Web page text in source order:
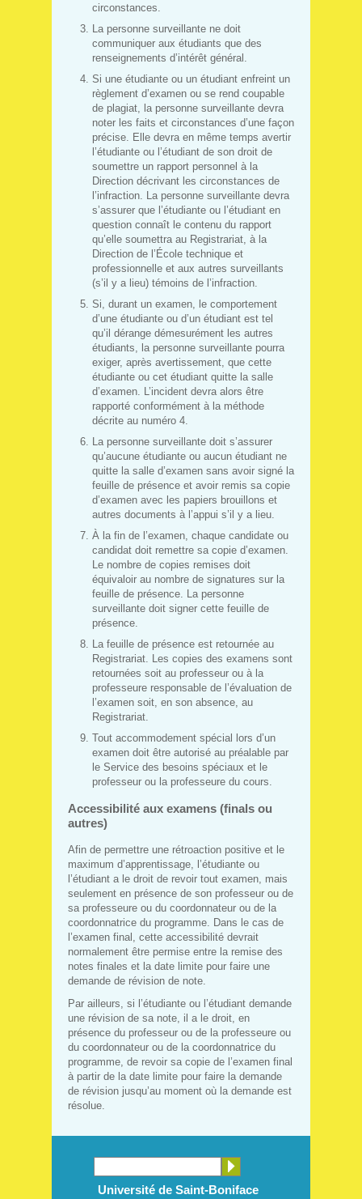
circonstances.
La personne surveillante ne doit
communiquer aux étudiants que des
renseignements d’intérêt général.
Si une étudiante ou un étudiant enfreint un
règlement d’examen ou se rend coupable
de plagiat, la personne surveillante devra
noter les faits et circonstances d’une façon
précise. Elle devra en même temps avertir
l’étudiante ou l’étudiant de son droit de
soumettre un rapport personnel à la
Direction décrivant les circonstances de
l’infraction. La personne surveillante devra
s’assurer que l’étudiante ou l’étudiant en
question connaît le contenu du rapport
qu’elle soumettra au Registrariat, à la
Direction de l’École technique et
professionnelle et aux autres surveillants
(s’il y a lieu) témoins de l’infraction.
Si, durant un examen, le comportement
d’une étudiante ou d’un étudiant est tel
qu’il dérange démesurément les autres
étudiants, la personne surveillante pourra
exiger, après avertissement, que cette
étudiante ou cet étudiant quitte la salle
d’examen. L’incident devra alors être
rapporté conformément à la méthode
décrite au numéro 4.
La personne surveillante doit s’assurer
qu’aucune étudiante ou aucun étudiant ne
quitte la salle d’examen sans avoir signé la
feuille de présence et avoir remis sa copie
d’examen avec les papiers brouillons et
autres documents à l’appui s’il y a lieu.
À la fin de l’examen, chaque candidate ou
candidat doit remettre sa copie d’examen.
Le nombre de copies remises doit
équivaloir au nombre de signatures sur la
feuille de présence. La personne
surveillante doit signer cette feuille de
présence.
La feuille de présence est retournée au
Registrariat. Les copies des examens sont
retournées soit au professeur ou à la
professeure responsable de l’évaluation de
l’examen soit, en son absence, au
Registrariat.
Tout accommodement spécial lors d’un
examen doit être autorisé au préalable par
le Service des besoins spéciaux et le
professeur ou la professeure du cours.
Accessibilité aux examens (finals ou
autres)
Afin de permettre une rétroaction positive et le
maximum d’apprentissage, l’étudiante ou
l’étudiant a le droit de revoir tout examen, mais
seulement en présence de son professeur ou de
sa professeure ou du coordonnateur ou de la
coordonnatrice du programme. Dans le cas de
l’examen final, cette accessibilité devrait
normalement être permise entre la remise des
notes finales et la date limite pour faire une
demande de révision de note.
Par ailleurs, si l’étudiante ou l’étudiant demande
une révision de sa note, il a le droit, en
présence du professeur ou de la professeure ou
du coordonnateur ou de la coordonnatrice du
programme, de revoir sa copie de l’examen final
à partir de la date limite pour faire la demande
de révision jusqu’au moment où la demande est
résolue.
Université de Saint-Boniface